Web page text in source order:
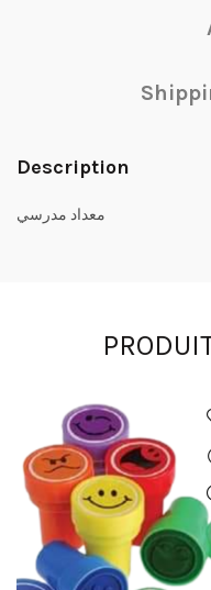
Description
معداد مدرسي